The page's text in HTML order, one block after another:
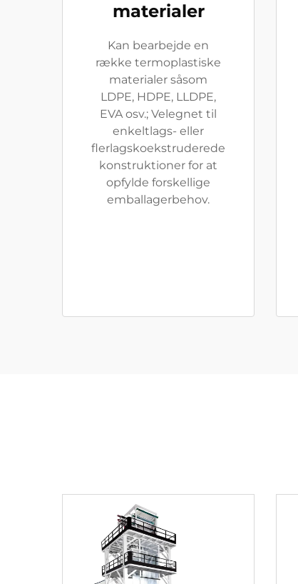
materialer
Kan bearbejde en
række termoplastiske
materialer såsom
LDPE, HDPE, LLDPE,
EVA osv.; Velegnet til
enkeltlags- eller
flerlagskoekstruderede
konstruktioner for at
opfylde forskellige
emballagerbehov.